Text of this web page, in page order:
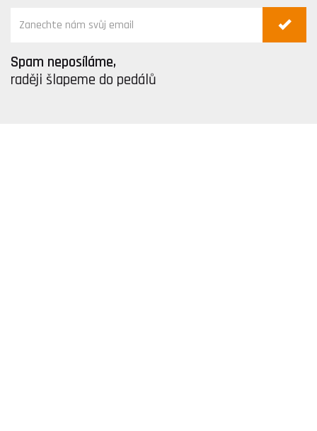
Spam neposíláme,
raději šlapeme do pedálů